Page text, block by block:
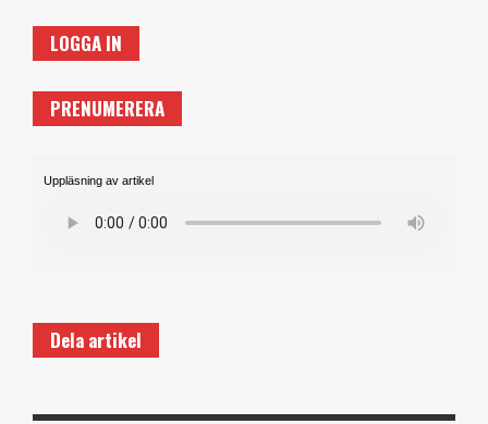
LOGGA IN
PRENUMERERA
Uppläsning av artikel
Dela artikel